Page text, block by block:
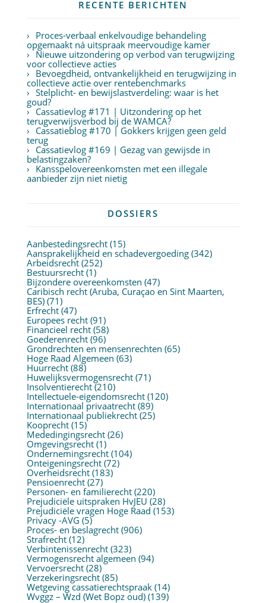
RECENTE BERICHTEN
Proces-verbaal enkelvoudige behandeling
opgemaakt ná uitspraak meervoudige kamer
Nieuwe uitzondering op verbod van terugwijzing
voor collectieve acties
Bevoegdheid, ontvankelijkheid en terugwijzing in
collectieve actie over rentebenchmarks
Stelplicht- en bewijslastverdeling: waar is het
goud?
Cassatievlog #171 | Uitzondering op het
terugverwijsverbod bij de WAMCA?
Cassatieblog #170 | Gokkers krijgen geen geld
terug
Cassatievlog #169 | Gezag van gewijsde in
belastingzaken?
Kansspelovereenkomsten met een illegale
aanbieder zijn niet nietig
DOSSIERS
Aanbestedingsrecht(15)
Aansprakelijkheid en schadevergoeding(342)
Arbeidsrecht(252)
Bestuursrecht(1)
Bijzondere overeenkomsten (47)
Caribisch recht (Aruba, Curaçao en Sint Maarten,
BES)(71)
Erfrecht(47)
Europees recht(91)
Financieel recht(58)
Goederenrecht(96)
Grondrechten en mensenrechten (65)
Hoge Raad Algemeen (63)
Huurrecht(88)
Huwelijksvermogensrecht(71)
Insolventierecht(210)
Intellectuele-eigendomsrecht(120)
Internationaal privaatrecht(89)
Internationaal publiekrecht(25)
Kooprecht(15)
Mededingingsrecht(26)
Omgevingsrecht(1)
Ondernemingsrecht(104)
Onteigeningsrecht(72)
Overheidsrecht(183)
Pensioenrecht(27)
Personen- en familierecht(220)
Prejudiciële uitspraken HvJEU (28)
Prejudiciële vragen Hoge Raad (153)
Privacy -AVG (5)
Proces- en beslagrecht(906)
Strafrecht(12)
Verbintenissenrecht(323)
Vermogensrecht algemeen (94)
Vervoersrecht(28)
Verzekeringsrecht(85)
Wetgeving cassatierechtspraak(14)
Wvggz – Wzd (Wet Bopz oud)(139)